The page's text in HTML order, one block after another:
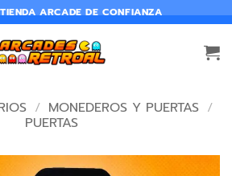
ARCADE DE CONFIANZA
/ MONEDEROS Y PUERTAS /
PUERTAS